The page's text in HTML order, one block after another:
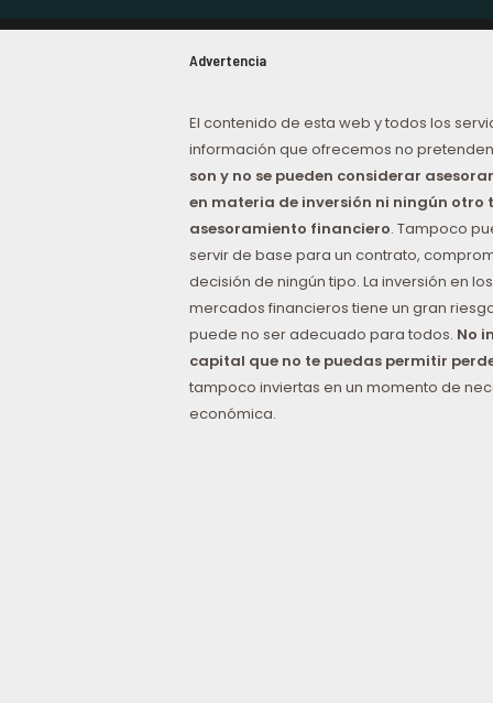
Advertencia
El contenido de esta web y todos los
información que ofrecemos no
son y no se pueden considerar
en materia de inversión ni ningún otro
asesoramiento financiero. Tampoco
servir de base para un contrato,
decisión de ningún tipo. La inversión en los
mercados financieros tiene un gran
puede no ser adecuado para todos. No
capital que no te puedas permitir
tampoco inviertas en un momento de
económica.